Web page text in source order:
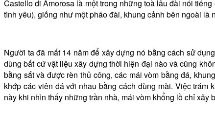
Castello di Amorosa là một trong những toà lâu đài nổi tiếng
tình yêu), giống như một pháo đài, khung cảnh bên ngoài là
Người ta đã mất 14 năm để xây dựng nó bằng cách sử
dùng bất cứ vật liệu xây dựng thời hiện đại nào và cũng
bằng sắt và được rèn thủ công, các mái vòm bằng đá,
khớp các viên đá với nhau bằng cách dùng mài. Việc
này khi nhìn thấy những trần nhà, mái vòm khổng lồ chỉ